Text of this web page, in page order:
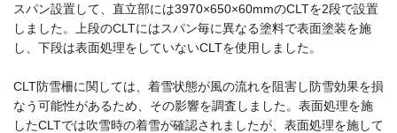
スパン設置して、直立部には3970×650×60mmのCLTを2段で設置
しました。上段のCLTにはスパン毎に異なる塗料で表面塗装を施
し、下段は表面処理をしていないCLTを使用しました。
CLT防雪柵に関しては、着雪状態が風の流れを阻害し防雪効果を損
なう可能性があるため、その影響を調査しました。表面処理を施
したCLTでは吹雪時の着雪が確認されましたが、表面処理を施して